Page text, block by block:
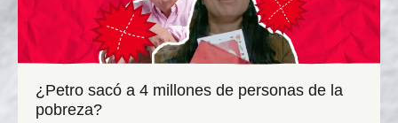
¿Petro sacó a 4 millones de personas de la
pobreza?